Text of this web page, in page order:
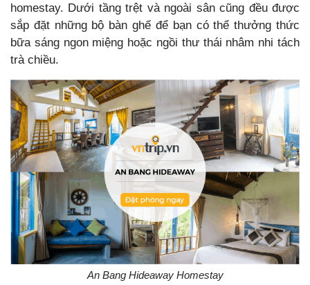
homestay. Dưới tầng trệt và ngoài sân cũng đều được
sắp đặt những bộ bàn ghế để bạn có thể thưởng thức
bữa sáng ngon miệng hoặc ngồi thư thái nhâm nhi tách
trà chiều.
An Bang Hideaway Homestay